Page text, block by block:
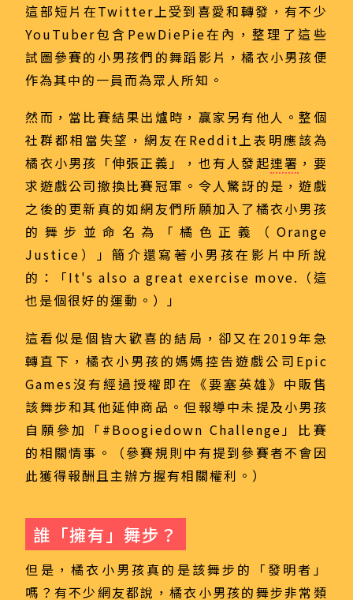
這部短片在Twitter上受到喜愛和轉發，有不少
YouTuber包含PewDiePie在內，整理了這些
試圖參賽的小男孩們的舞蹈影片，橘衣小男孩便
作為其中的一員而為眾人所知。
然而，當比賽結果出爐時，贏家另有他人。整個
社群都相當失望，網友在Reddit上表明應該為
橘衣小男孩「伸張正義」，也有人發起連署 ，要
求遊戲公司撤換比賽冠軍。令人驚訝的是，遊戲
之後的更新真的如網友們所願加入了橘衣小男孩
的舞步並命名為「橘色正義（Orange
Justice）」簡介還寫著小男孩在影片中所說
的：「It's also a great exercise move.（這
也是個很好的運動。）」
這看似是個皆大歡喜的結局，卻又在2019年急
轉直下，橘衣小男孩的媽媽控告遊戲公司Epic
Games沒有經過授權即在《要塞英雄》中販售
該舞步和其他延伸商品。但報導中未提及小男孩
自願參加「#Boogiedown Challenge」比賽
的相關情事。（參賽規則中有提到參賽者不會因
此獲得報酬且主辦方握有相關權利。）
誰「擁有」舞步？
但是，橘衣小男孩真的是該舞步的「發明者」
嗎？有不少網友都說，橘衣小男孩的舞步非常類